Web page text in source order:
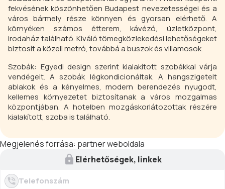
fekvésének köszönhetően Budapest nevezetességei és a
város bármely része könnyen és gyorsan elérhető. A
környéken számos étterem, kávézó, üzletközpont,
irodaház található. Kiváló tömegközlekedési lehetőségeket
biztosít a közeli metró, továbbá a buszok és villamosok.
Szobák: Egyedi design szerint kialakított szobákkal várja
vendégeit. A szobák légkondicionáltak. A hangszigetelt
ablakok és a kényelmes, modern berendezés nyugodt,
kellemes környezetet biztosítanak a város mozgalmas
központjában. A hotelben mozgáskorlátozottak részére
kialakított, szoba is található.
Megjelenés forrása: partner weboldala
Elérhetőségek, linkek
Telefonszám